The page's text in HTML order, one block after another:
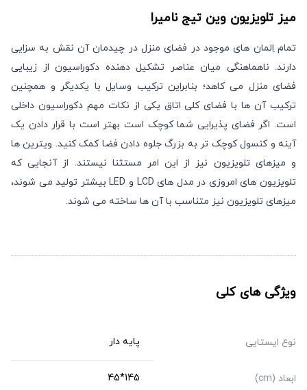
میز تلویزیون وین تیج نامیرا
تمام اِلمان های موجود در فضای منزل در چیدمان آن نقش به سزایی
دارند. ناهماهنگی میان عناصر تشکیل دهنده دکوراسیون از زیبایی
فضای منزل می کاهد؛ بنابراین ترکیب وسایل با یکدیگر و همچنین
ترکیب آن ها با فضای کلی اتاق یکی از نکات مهم دکوراسیون داخلی
است. اگر فضای پذیرایی شما کوچک است بهتر است با قرار دادن یک
آینه و کنسول کوچک تر به بزرگ جلوه دادن فضا کمک کنید. ویترین ها
و میزهای تلویزیون نیز از این امر مستثنا نیستند. از آنجایی که
تلویزیون های امروزی در مدل های LCD و LED بیشتر تولید می شوند،
میزهای تلویزیون نیز متناسب با آن ها ساخته می شوند.
ویژگی های کلی
نوع ایستایی پایه دار
ابعاد (cm) 145*45